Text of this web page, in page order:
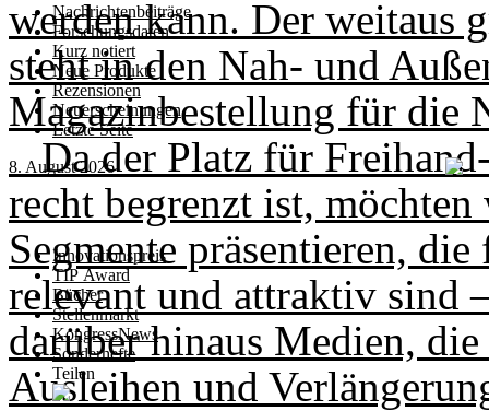
Nachrichtenbeiträge
Forschungsdaten
Kurz notiert
Neue Produkte
Rezensionen
Neuerscheinungen
Letzte Seite
8. August 2026
Innovationspreis
TIP Award
Bücher
Stellenmarkt
KongressNews
Sonderhefte
Teilen
werden kann. Der weitaus
steht in den Nah- und
Magazinbestellung für die
Da der Platz für Freihand-
recht begrenzt ist,
Segmente präsentieren,
relevant und attraktiv sind
darüber hinaus Medien,
Ausleihen und